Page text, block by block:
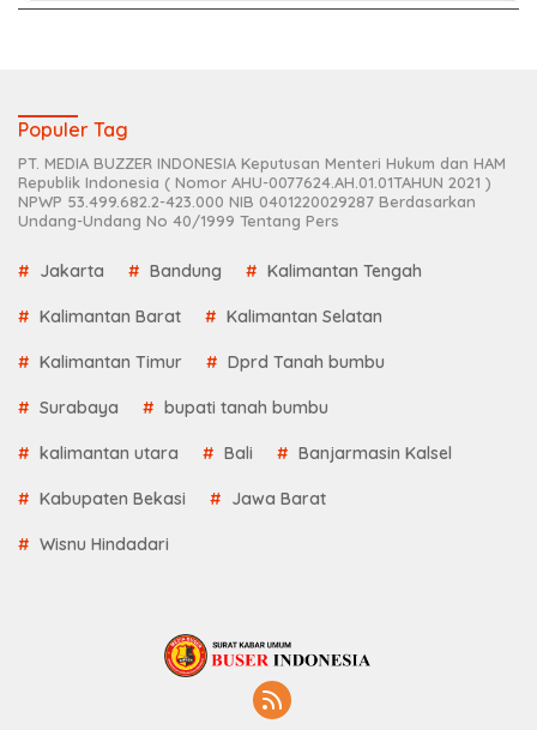
Populer Tag
PT. MEDIA BUZZER INDONESIA Keputusan Menteri Hukum dan HAM
Republik Indonesia ( Nomor AHU-0077624.AH.01.01TAHUN 2021 )
NPWP 53.499.682.2-423.000 NIB 0401220029287 Berdasarkan
Undang-Undang No 40/1999 Tentang Pers
Jakarta Bandung Kalimantan Tengah
Kalimantan Barat Kalimantan Selatan
Kalimantan Timur Dprd Tanah bumbu
Surabaya bupati tanah bumbu
kalimantan utara Bali Banjarmasin Kalsel
Kabupaten Bekasi Jawa Barat
Wisnu Hindadari